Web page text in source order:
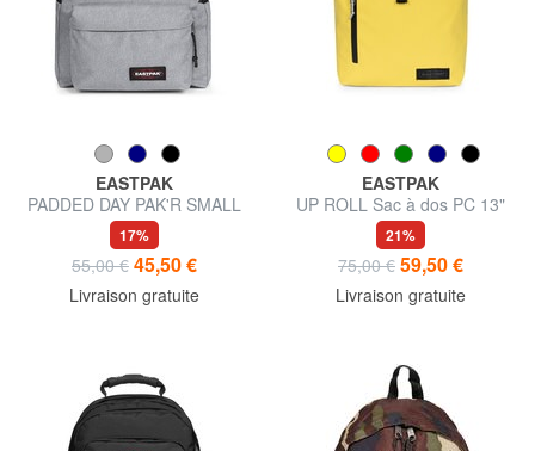
EASTPAK
PADDED DAY PAK'R SMALL
Sac à dos porte-tablette
17%
55,00 € 45,50 €
Livraison gratuite
EASTPAK
UP ROLL Sac à dos PC 13"
21%
75,00 € 59,50 €
Livraison gratuite